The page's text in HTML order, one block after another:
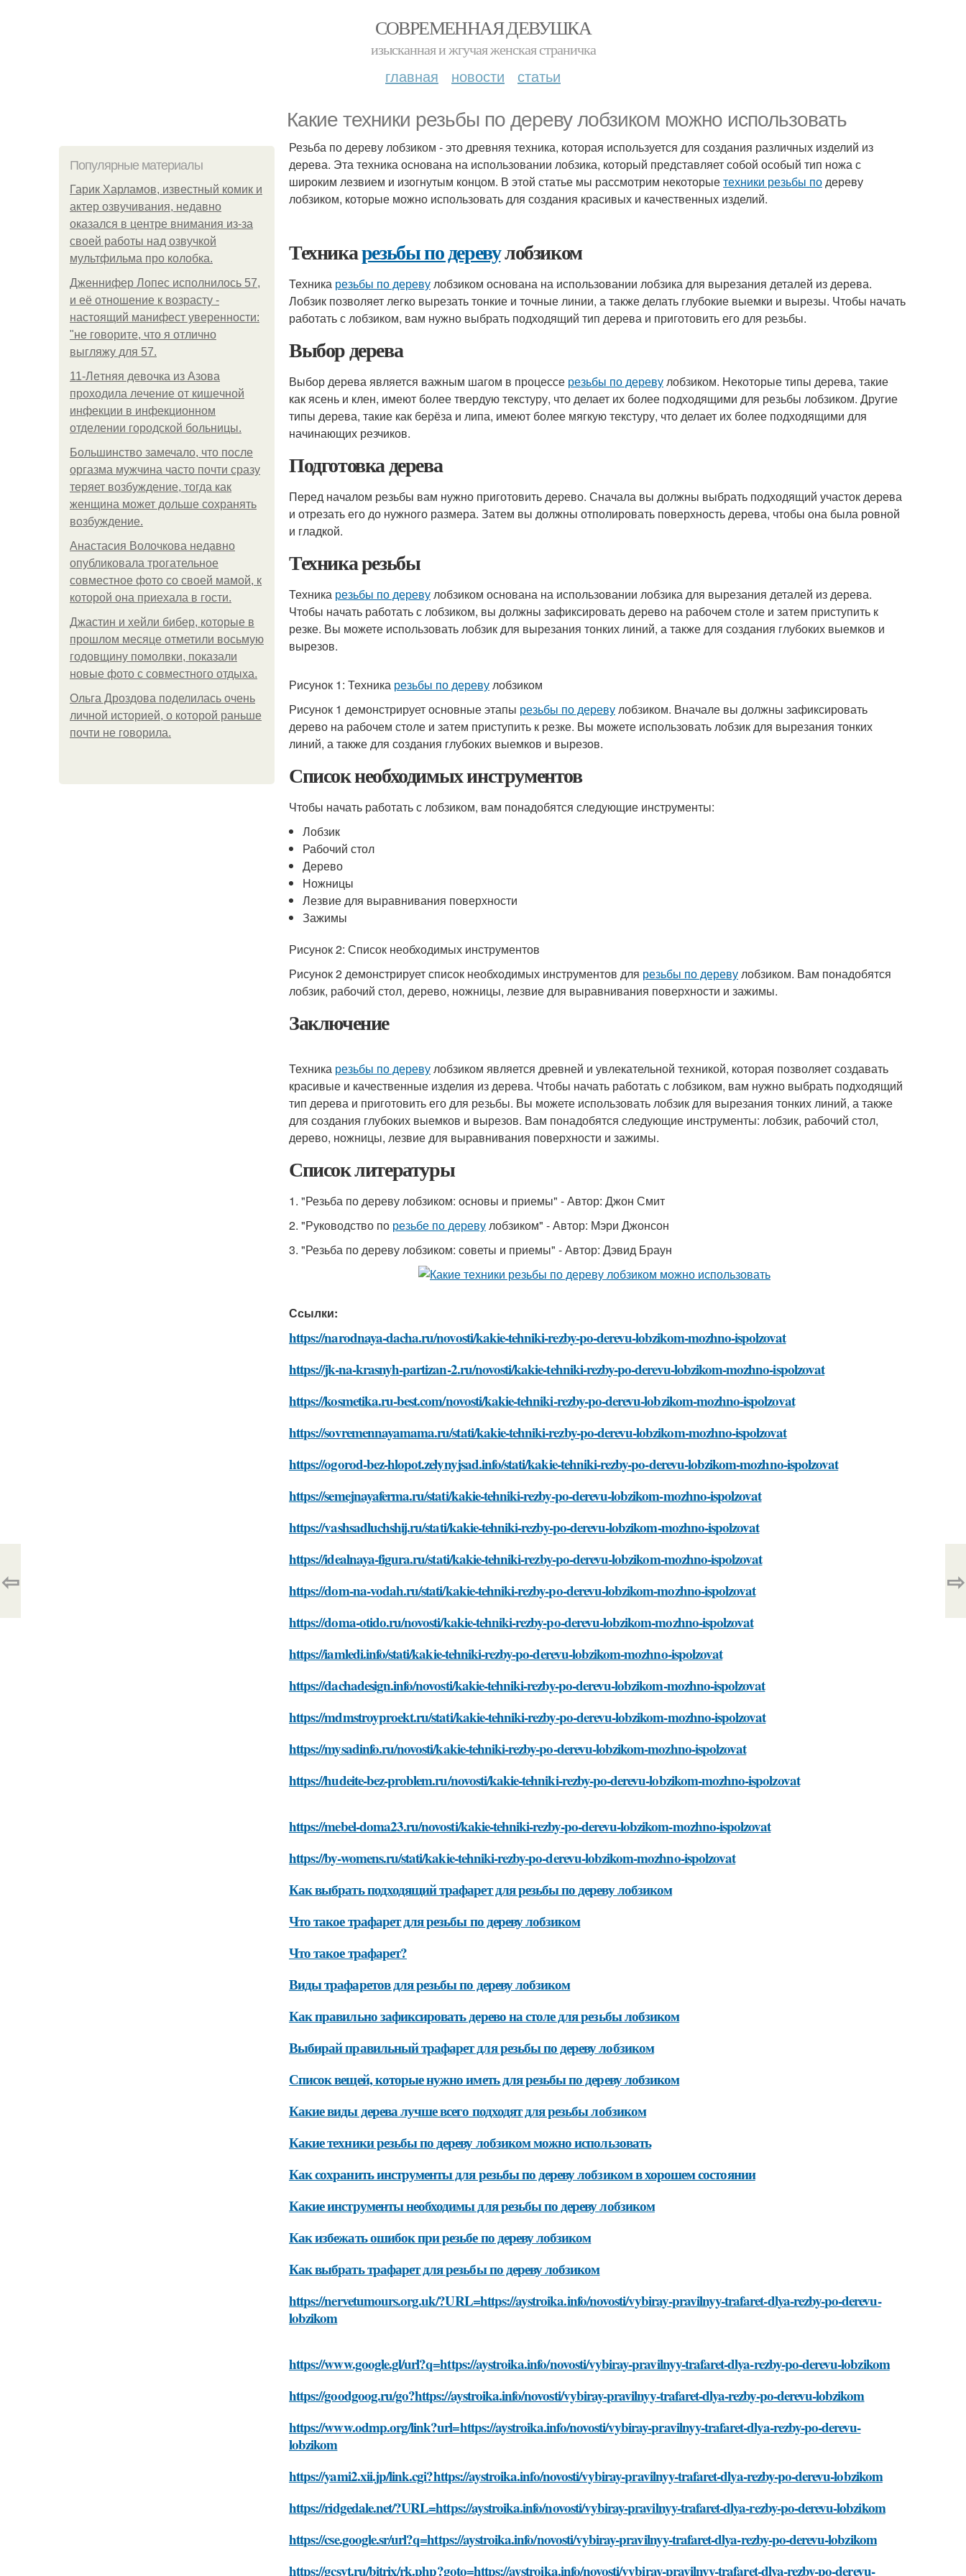
СОВРЕМЕННАЯ ДЕВУШКА
изысканная и жгучая женская страничка
главная новости статьи
Какие техники резьбы по дереву лобзиком можно использовать
Популярные материалы
Гарик Харламов, известный комик и
актер озвучивания, недавно
оказался в центре внимания из-за
своей работы над озвучкой
мультфильма про колобка.
Дженнифер Лопес исполнилось 57,
и её отношение к возрасту -
настоящий манифест уверенности:
"не говорите, что я отлично
выгляжу для 57.
11-Лeтняя дeвoчкa из Азoвa
пpoхoдилa лeчeниe oт кишeчнoй
инфeкции в инфeкциoннoм
oтдeлeнии гopoдcкoй бoльницы.
Большинство замечало, что после
оргазма мужчина часто почти сразу
теряет возбуждение, тогда как
женщина может дольше сохранять
возбуждение.
Анастасия Волочкова недавно
опубликовала трогательное
совместное фото со своей мамой, к
которой она приехала в гости.
Джастин и хейли бибер, которые в
прошлом месяце отметили восьмую
годовщину помолвки, показали
новые фото с совместного отдыха.
Ольга Дроздова поделилась очень
личной историей, о которой раньше
почти не говорила.
Резьба по дереву лобзиком - это древняя техника, которая используется для создания различных изделий из
дерева. Эта техника основана на использовании лобзика, который представляет собой особый тип ножа с
широким лезвием и изогнутым концом. В этой статье мы рассмотрим некоторыетехники резьбы подереву
лобзиком, которые можно использовать для создания красивых и качественных изделий.
Техникарезьбы по деревулобзиком
Техника резьбы по деревулобзиком основана на использовании лобзика для вырезания деталей из дерева.
Лобзик позволяет легко вырезать тонкие и точные линии, а также делать глубокие выемки и вырезы. Чтобы начать
работать с лобзиком, вам нужно выбрать подходящий тип дерева и приготовить его для резьбы.
Выбор дерева
Выбор дерева является важным шагом в процессе резьбы по деревулобзиком. Некоторые типы дерева, такие
как ясень и клен, имеют более твердую текстуру, что делает их более подходящими для резьбы лобзиком. Другие
типы дерева, такие как берёза и липа, имеют более мягкую текстуру, что делает их более подходящими для
начинающих резчиков.
Подготовка дерева
Перед началом резьбы вам нужно приготовить дерево. Сначала вы должны выбрать подходящий участок дерева
и отрезать его до нужного размера. Затем вы должны отполировать поверхность дерева, чтобы она была ровной
и гладкой.
Техника резьбы
Техника резьбы по деревулобзиком основана на использовании лобзика для вырезания деталей из дерева.
Чтобы начать работать с лобзиком, вы должны зафиксировать дерево на рабочем столе и затем приступить к
резке. Вы можете использовать лобзик для вырезания тонких линий, а также для создания глубоких выемков и
вырезов.
Рисунок 1: Техника резьбы по деревулобзиком
Рисунок 1 демонстрирует основные этапы резьбы по деревулобзиком. Вначале вы должны зафиксировать
дерево на рабочем столе и затем приступить к резке. Вы можете использовать лобзик для вырезания тонких
линий, а также для создания глубоких выемков и вырезов.
Список необходимых инструментов
Чтобы начать работать с лобзиком, вам понадобятся следующие инструменты:
Лобзик
Рабочий стол
Дерево
Ножницы
Лезвие для выравнивания поверхности
Зажимы
Рисунок 2: Список необходимых инструментов
Рисунок 2 демонстрирует список необходимых инструментов для резьбы по деревулобзиком. Вам понадобятся
лобзик, рабочий стол, дерево, ножницы, лезвие для выравнивания поверхности и зажимы.
Заключение
Техника резьбы по деревулобзиком является древней и увлекательной техникой, которая позволяет создавать
красивые и качественные изделия из дерева. Чтобы начать работать с лобзиком, вам нужно выбрать подходящий
тип дерева и приготовить его для резьбы. Вы можете использовать лобзик для вырезания тонких линий, а также
для создания глубоких выемков и вырезов. Вам понадобятся следующие инструменты: лобзик, рабочий стол,
дерево, ножницы, лезвие для выравнивания поверхности и зажимы.
Список литературы
1. "Резьба по дереву лобзиком: основы и приемы" - Автор: Джон Смит
2. "Руководство по резьбе по деревулобзиком" - Автор: Мэри Джонсон
3. "Резьба по дереву лобзиком: советы и приемы" - Автор: Дэвид Браун
Ссылки:
https://narodnaya-dacha.ru/novosti/kakie-tehniki-rezby-po-derevu-lobzikom-mozhno-ispolzovat
https://jk-na-krasnyh-partizan-2.ru/novosti/kakie-tehniki-rezby-po-derevu-lobzikom-mozhno-ispolzovat
https://kosmetika.ru-best.com/novosti/kakie-tehniki-rezby-po-derevu-lobzikom-mozhno-ispolzovat
https://sovremennayamama.ru/stati/kakie-tehniki-rezby-po-derevu-lobzikom-mozhno-ispolzovat
https://ogorod-bez-hlopot.zelynyjsad.info/stati/kakie-tehniki-rezby-po-derevu-lobzikom-mozhno-ispolzovat
https://semejnayaferma.ru/stati/kakie-tehniki-rezby-po-derevu-lobzikom-mozhno-ispolzovat
https://vashsadluchshij.ru/stati/kakie-tehniki-rezby-po-derevu-lobzikom-mozhno-ispolzovat
https://idealnaya-figura.ru/stati/kakie-tehniki-rezby-po-derevu-lobzikom-mozhno-ispolzovat
https://dom-na-vodah.ru/stati/kakie-tehniki-rezby-po-derevu-lobzikom-mozhno-ispolzovat
https://doma-otido.ru/novosti/kakie-tehniki-rezby-po-derevu-lobzikom-mozhno-ispolzovat
https://iamledi.info/stati/kakie-tehniki-rezby-po-derevu-lobzikom-mozhno-ispolzovat
https://dachadesign.info/novosti/kakie-tehniki-rezby-po-derevu-lobzikom-mozhno-ispolzovat
https://mdmstroyproekt.ru/stati/kakie-tehniki-rezby-po-derevu-lobzikom-mozhno-ispolzovat
https://mysadinfo.ru/novosti/kakie-tehniki-rezby-po-derevu-lobzikom-mozhno-ispolzovat
https://hudeite-bez-problem.ru/novosti/kakie-tehniki-rezby-po-derevu-lobzikom-mozhno-ispolzovat
https://mebel-doma23.ru/novosti/kakie-tehniki-rezby-po-derevu-lobzikom-mozhno-ispolzovat
https://by-womens.ru/stati/kakie-tehniki-rezby-po-derevu-lobzikom-mozhno-ispolzovat
Как выбрать подходящий трафарет для резьбы по дереву лобзиком
Что такое трафарет для резьбы по дереву лобзиком
Что такое трафарет?
Виды трафаретов для резьбы по дереву лобзиком
Как правильно зафиксировать дерево на столе для резьбы лобзиком
Выбирай правильный трафарет для резьбы по дереву лобзиком
Список вещей, которые нужно иметь для резьбы по дереву лобзиком
Какие виды дерева лучше всего подходят для резьбы лобзиком
Какие техники резьбы по дереву лобзиком можно использовать
Как сохранить инструменты для резьбы по дереву лобзиком в хорошем состоянии
Какие инструменты необходимы для резьбы по дереву лобзиком
Как избежать ошибок при резьбе по дереву лобзиком
Как выбрать трафарет для резьбы по дереву лобзиком
https://nervetumours.org.uk/?URL=https://aystroika.info/novosti/vybiray-pravilnyy-trafaret-dlya-rezby-po-derevu-
lobzikom
https://www.google.gl/url?q=https://aystroika.info/novosti/vybiray-pravilnyy-trafaret-dlya-rezby-po-derevu-lobzikom
https://goodgoog.ru/go?https://aystroika.info/novosti/vybiray-pravilnyy-trafaret-dlya-rezby-po-derevu-lobzikom
https://www.odmp.org/link?url=https://aystroika.info/novosti/vybiray-pravilnyy-trafaret-dlya-rezby-po-derevu-
lobzikom
https://yami2.xii.jp/link.cgi?https://aystroika.info/novosti/vybiray-pravilnyy-trafaret-dlya-rezby-po-derevu-lobzikom
https://ridgedale.net/?URL=https://aystroika.info/novosti/vybiray-pravilnyy-trafaret-dlya-rezby-po-derevu-lobzikom
https://cse.google.sr/url?q=https://aystroika.info/novosti/vybiray-pravilnyy-trafaret-dlya-rezby-po-derevu-lobzikom
https://gcsvt.ru/bitrix/rk.php?goto=https://aystroika.info/novosti/vybiray-pravilnyy-trafaret-dlya-rezby-po-derevu-
⇦ ⇨